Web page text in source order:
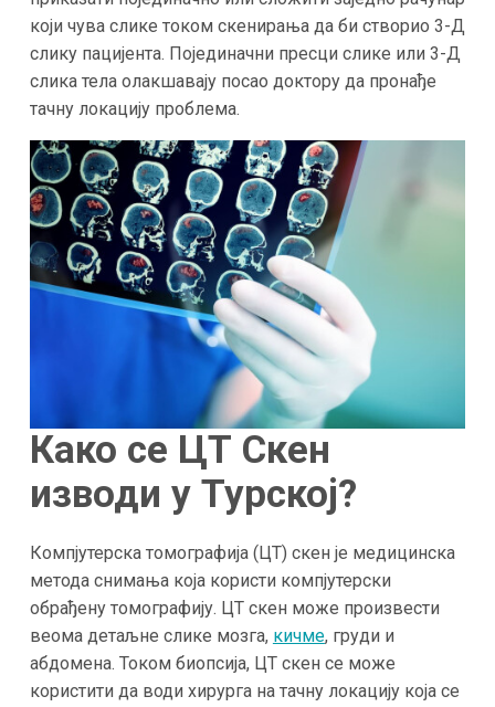
који чува слике током скенирања да би створио 3-Д
слику пацијента. Појединачни пресци слике или 3-Д
слика тела олакшавају посао доктору да пронађе
тачну локацију проблема.
Како се ЦТ Скен
изводи у Турској?
Компјутерска томографија (ЦТ) скен је медицинска
метода снимања која користи компјутерски
обрађену томографију. ЦТ скен може произвести
веома детаљне слике мозга, кичме, груди и
абдомена. Током биопсија, ЦТ скен се може
користити да води хирурга на тачну локацију која се